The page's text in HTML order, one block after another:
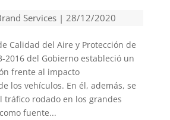
Services| 28/12/2020
Calidad del Aire y Protección de
2016 del Gobierno estableció un
frente al impacto
los vehículos. En él, además, se
tráfico rodado en los grandes
fuente...